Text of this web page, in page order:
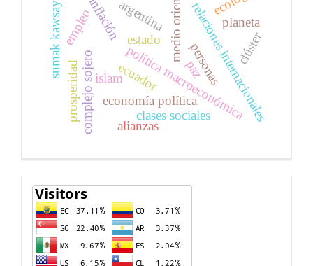
complejo sojero
argentina medio oriente
islam relaciones internacionales
inflación
política macroeconómica
economía política
empleo
ecuador
sumak kawsay
clases sociales
estado
personas
planeta
prosperidad paz
alianzas
clúster
Contador
de
visitas